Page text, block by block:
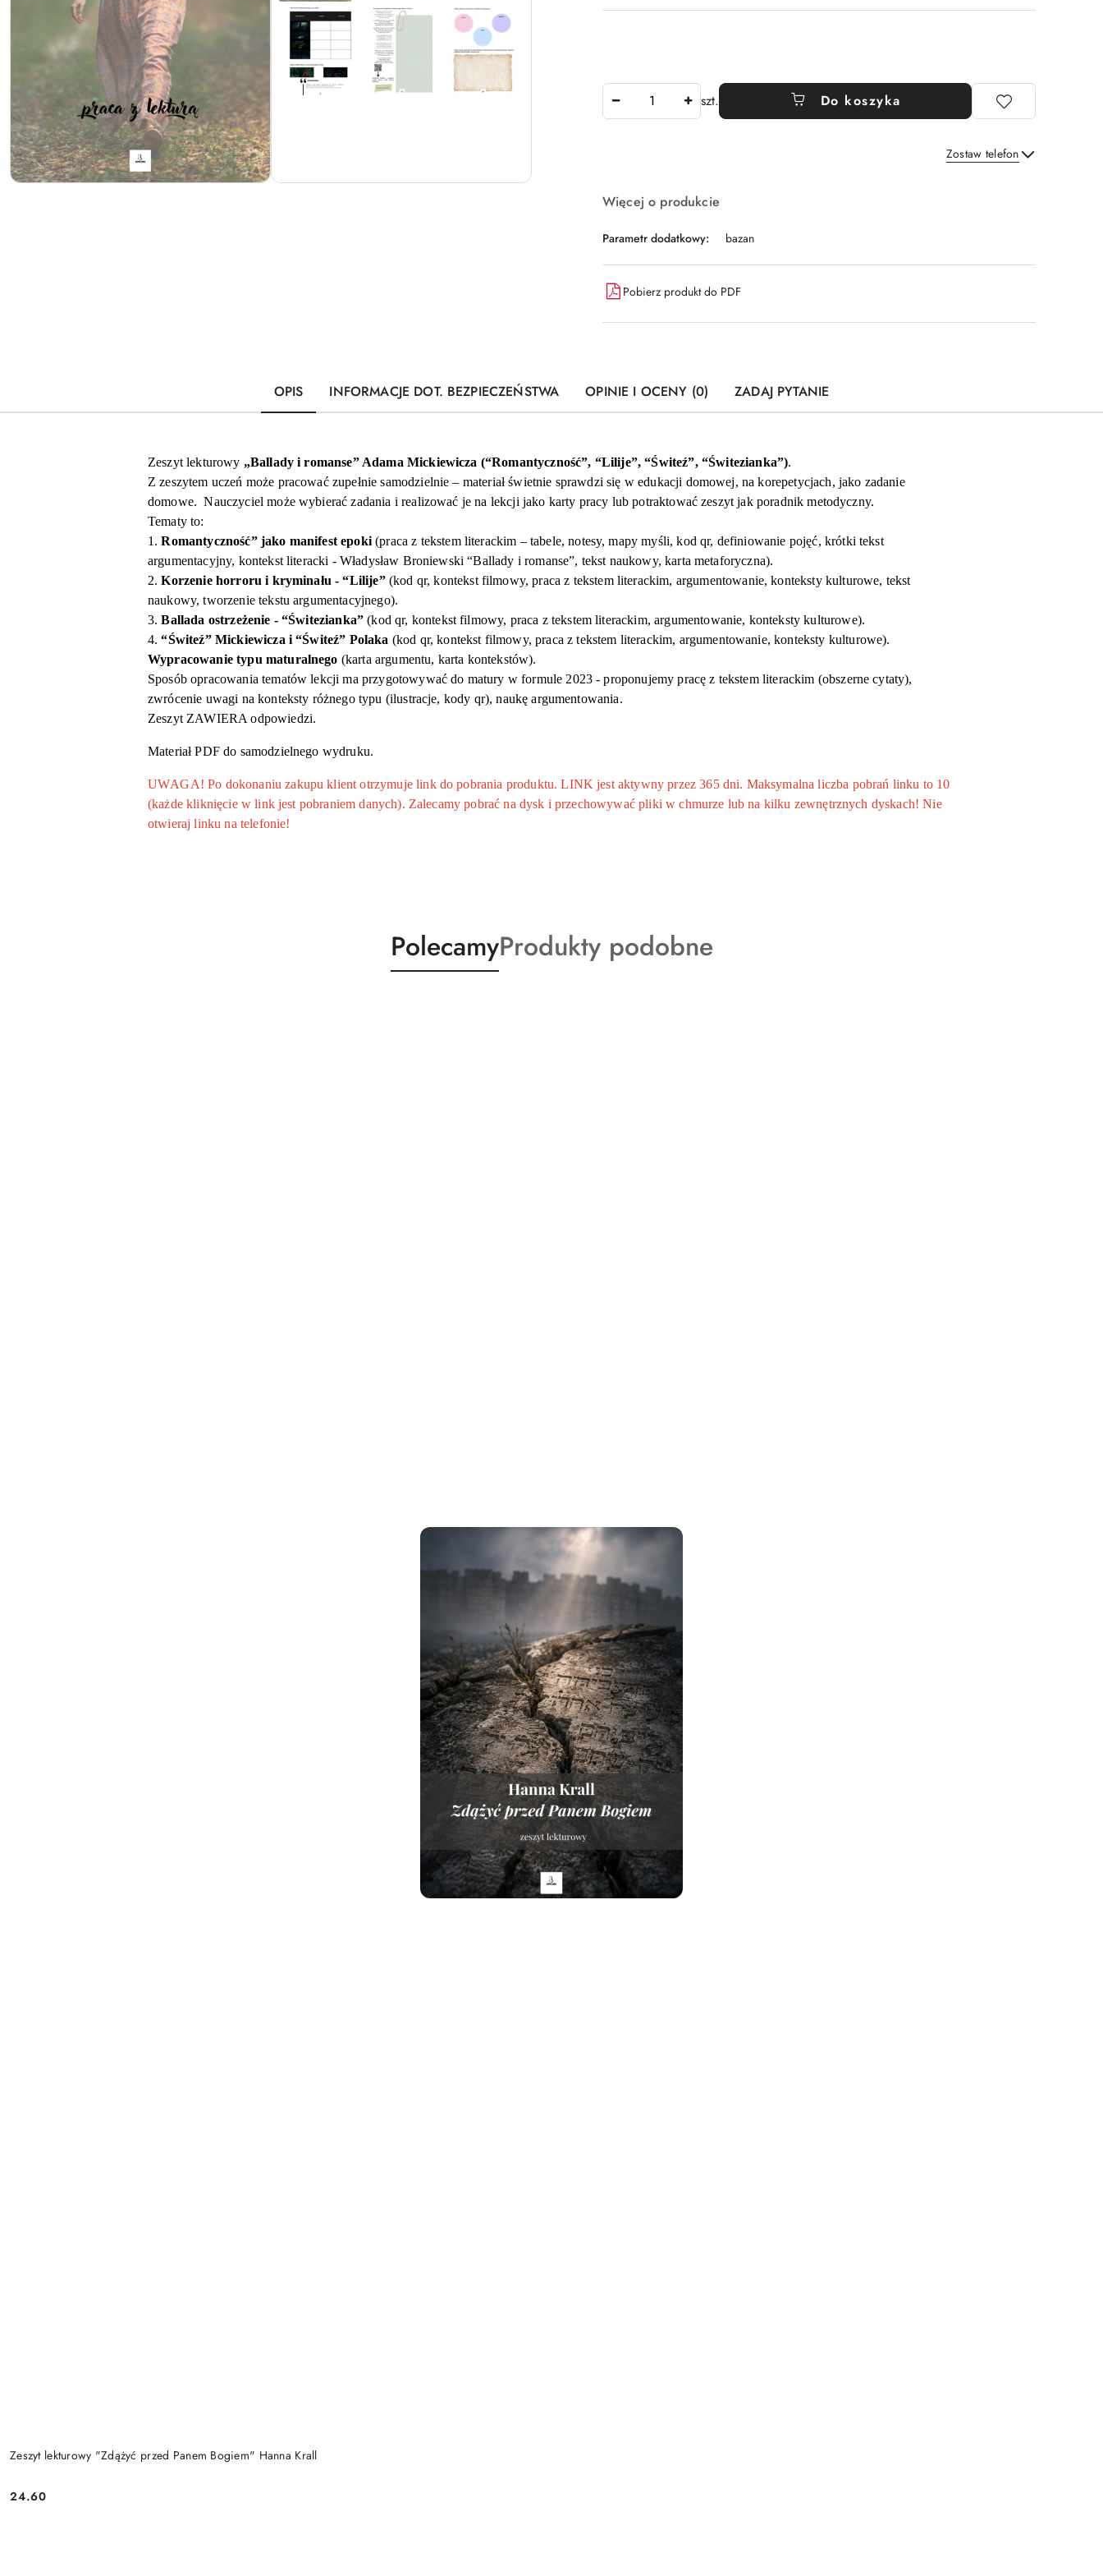
szt. Do koszyka
Zostaw telefon
Dostępność
i
dostawa
Więcej o produkcie
Parametr dodatkowy: bazan
Pobierz produkt do PDF
OPIS INFORMACJE DOT. BEZPIECZEŃSTWA OPINIE I OCENY (0) ZADAJ PYTANIE
Zeszyt lekturowy „Ballady i romanse” Adama Mickiewicza (“Romantyczność”, “Lilije”, “Świteź”, “Świtezianka”).
Z zeszytem uczeń może pracować zupełnie samodzielnie – materiał świetnie sprawdzi się w edukacji domowej, na korepetycjach, jako zadanie
domowe. Nauczyciel może wybierać zadania i realizować je na lekcji jako karty pracy lub potraktować zeszyt jak poradnik metodyczny.
Tematy to:
1.Romantyczność” jako manifest epoki (praca z tekstem literackim – tabele, notesy, mapy myśli, kodqr, definiowanie pojęć, krótki tekst
argumentacyjny, kontekst literacki - Władysław Broniewski “Ballady i romanse”, tekst naukowy, karta metaforyczna).
2.Korzenie horroru i kryminału - “Lilije” (kod qr, kontekst filmowy, praca z tekstem literackim, argumentowanie, konteksty kulturowe, tekst
naukowy, tworzenie tekstu argumentacyjnego).
3.Ballada ostrzeżenie - “Świtezianka” (kodqr, kontekst filmowy, praca z tekstem literackim, argumentowanie, konteksty kulturowe).
4.“Świteź” Mickiewicza i “Świteź” Polaka (kod qr, kontekst filmowy, praca z tekstem literackim, argumentowanie, konteksty kulturowe).
Wypracowanie typu maturalnego (karta argumentu, karta kontekstów).
Sposób opracowania tematów lekcji ma przygotowywać do matury w formule 2023 - proponujemy pracę z tekstem literackim (obszerne cytaty),
zwrócenie uwagi na konteksty różnego typu (ilustracje, kody qr), naukę argumentowania.
Zeszyt ZAWIERA odpowiedzi.
Materiał PDF do samodzielnego wydruku.
UWAGA! Po dokonaniu zakupu klient otrzymuje link do pobrania produktu. LINK jest aktywny przez 365 dni. Maksymalna liczba pobrań linku to 10
(każde kliknięcie w link jest pobraniem danych). Zalecamy pobrać na dysk i przechowywać pliki w chmurze lub na kilku zewnętrznych dyskach! Nie
otwieraj linku na telefonie!
Produkty
o
PolecamyProdukty
o
Produkty podobne
Zeszyt lekturowy "Zdążyć przed Panem Bogiem" Hanna Krall
Cena:
24.60